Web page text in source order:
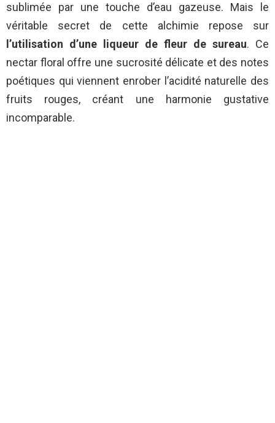
sublimée par une touche d’eau gazeuse. Mais le
véritable secret de cette alchimie repose sur
l’utilisation d’une liqueur de fleur de sureau. Ce
nectar floral offre une sucrosité délicate et des notes
poétiques qui viennent enrober l’acidité naturelle des
fruits rouges, créant une harmonie gustative
incomparable.